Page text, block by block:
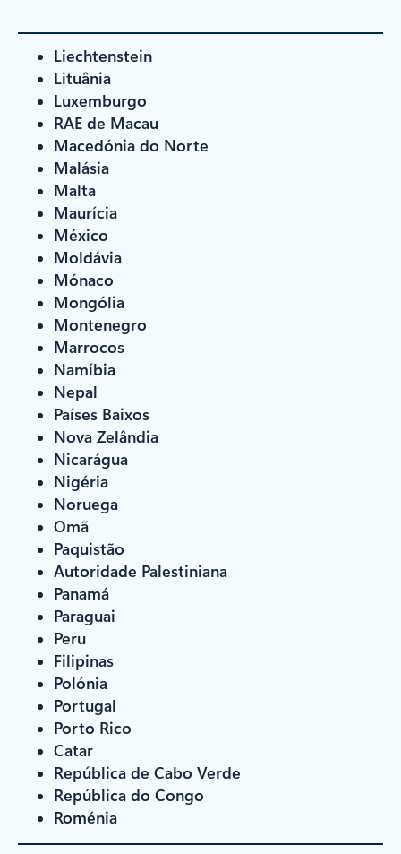
Liechtenstein
Lituânia
Luxemburgo
RAE de Macau
Macedónia do Norte
Malásia
Malta
Maurícia
México
Moldávia
Mónaco
Mongólia
Montenegro
Marrocos
Namíbia
Nepal
Países Baixos
Nova Zelândia
Nicarágua
Nigéria
Noruega
Omã
Paquistão
Autoridade Palestiniana
Panamá
Paraguai
Peru
Filipinas
Polónia
Portugal
Porto Rico
Catar
República de Cabo Verde
República do Congo
Roménia